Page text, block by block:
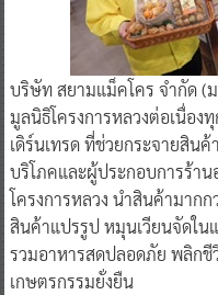
บริษัท สยามแม็คโคร จำกัด (
มูลนิธิโครงการหลวงต่อเนื่อง
เดิร์นเทรด ที่ช่วยกระจายสิน
บริโภคและผู้ประกอบการร้า
โครงการหลวง นำสินค้ามาก
สินค้าแปรรูป หมุนเวียนจัดใน
รวมอาหารสดปลอดภัย พลิกชี
เกษตรกรรมยั่งยืน